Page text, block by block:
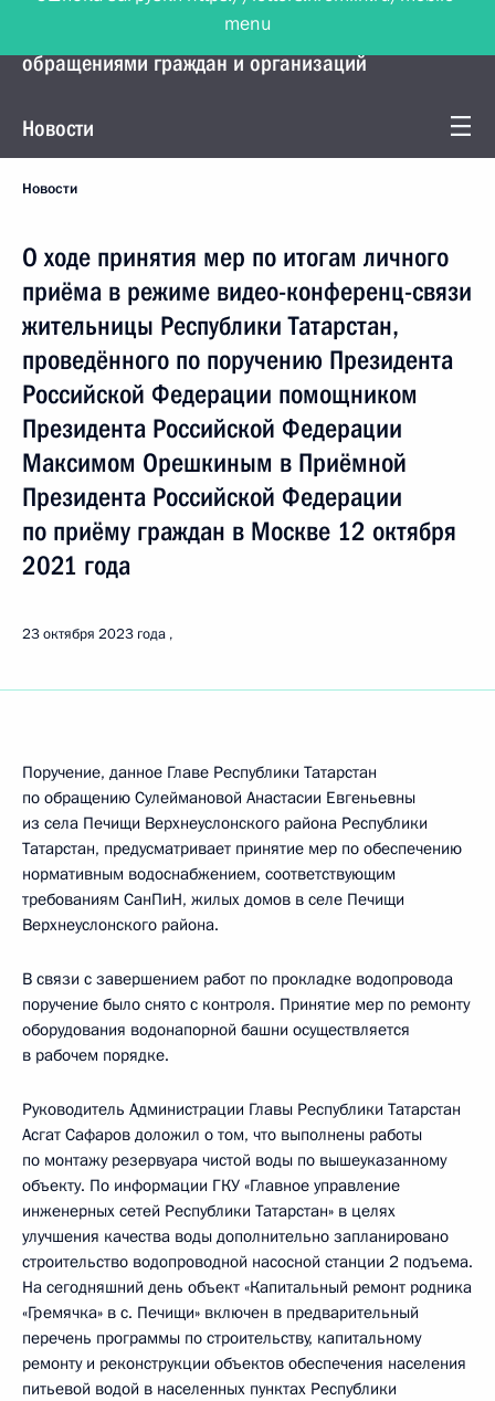
Управление Президента по работе с
обращениями граждан и организаций
Новости
Новости
О ходе принятия мер по итогам личного
приёма в режиме видео-конференц-связи
жительницы Республики Татарстан,
проведённого по поручению Президента
Российской Федерации помощником
Президента Российской Федерации
Максимом Орешкиным в Приёмной
Президента Российской Федерации
по приёму граждан в Москве 12 октября
2021 года
23 октября 2023 года
Поручение, данное Главе Республики Татарстан
по обращению Сулеймановой Анастасии Евгеньевны
из села Печищи Верхнеуслонского района Республики
Татарстан, предусматривает принятие мер по обеспечению
нормативным водоснабжением, соответствующим
требованиям СанПиН, жилых домов в селе Печищи
Верхнеуслонского района.
В связи с завершением работ по прокладке водопровода
поручение было снято с контроля. Принятие мер по ремонту
оборудования водонапорной башни осуществляется
в рабочем порядке.
Руководитель Администрации Главы Республики Татарстан
Асгат Сафаров доложил о том, что выполнены работы
по монтажу резервуара чистой воды по вышеуказанному
объекту. По информации ГКУ «Главное управление
инженерных сетей Республики Татарстан» в целях
улучшения качества воды дополнительно запланировано
строительство водопроводной насосной станции 2 подъема.
На сегодняшний день объект «Капитальный ремонт родника
«Гремячка» в с. Печищи» включен в предварительный
перечень программы по строительству, капитальному
ремонту и реконструкции объектов обеспечения населения
питьевой водой в населенных пунктах Республики
menu